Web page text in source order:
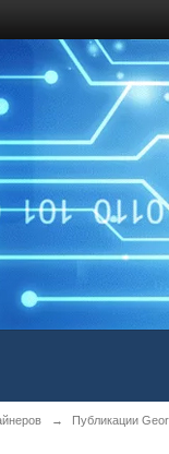
→ Публикации